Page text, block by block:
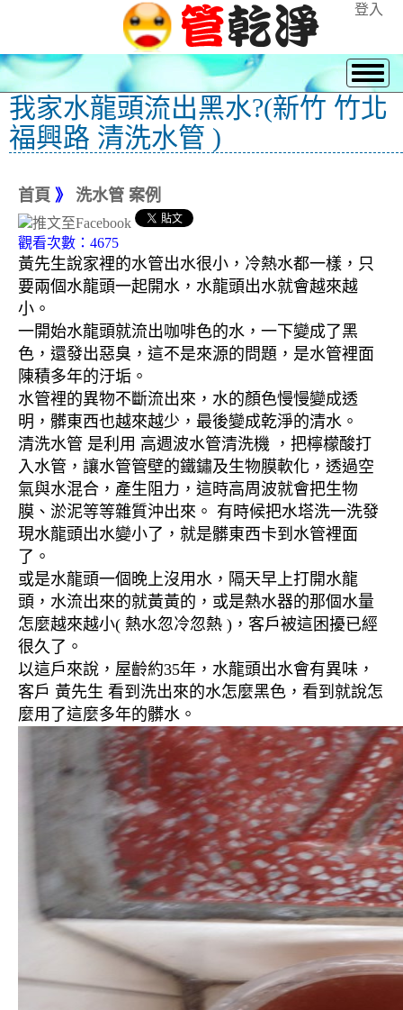
登入
我家水龍頭流出黑水?(新竹 竹北
福興路 清洗水管 )
首頁 》 洗水管 案例
觀看次數：4675
黃先生說家裡的水管出水很小，冷熱水都一樣，只
要兩個水龍頭一起開水，水龍頭出水就會越來越
小。
一開始水龍頭就流出咖啡色的水，一下變成了黑
色，還發出惡臭，這不是來源的問題，是水管裡面
陳積多年的汙垢。
水管裡的異物不斷流出來，水的顏色慢慢變成透
明，髒東西也越來越少，最後變成乾淨的清水。
清洗水管 是利用 高週波水管清洗機 ，把檸檬酸打
入水管，讓水管管壁的鐵鏽及生物膜軟化，透過空
氣與水混合，產生阻力，這時高周波就會把生物
膜、淤泥等等雜質沖出來。 有時候把水塔洗一洗發
現水龍頭出水變小了，就是髒東西卡到水管裡面
了。
或是水龍頭一個晚上沒用水，隔天早上打開水龍
頭，水流出來的就黃黃的，或是熱水器的那個水量
怎麼越來越小( 熱水忽冷忽熱 )，客戶被這困擾已經
很久了。
以這戶來說，屋齡約35年，水龍頭出水會有異味，
客戶 黃先生 看到洗出來的水怎麼黑色，看到就說怎
麼用了這麼多年的髒水。